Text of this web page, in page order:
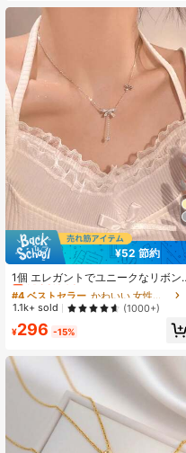
スネークチェーン、日常の通勤、カ
ジュアルウェア、デート、旅行に適
し、高級感のあるラグジュアリーな
雰囲気、単独またはレイヤードで着
用可能、複数のアウトフィットスタ
イルにマッチ、ギフトまたは自分へ
のご褒美に最適、繊細な質感とエレ
ガントな外観、ヨーロッパとアメリ
カで人気のニッチアクセサリー、ネ
ックラインを美しく見せ、優雅でエ
レガントな印象を与えます
¥52 節約
1個 エレガントでユニークなリボン
型ペンダントネックレス、ラインス
トーンとジルコニアのデコレーショ
ン、デイリーウェアに適しています
#4 ベストセラー
かわいい 女性のネックレス
売り切れ間近！
#4 ベストセラー
売り切れ間近！
#4 ベストセラー
売り切れ間近！
#4 ベストセラー
売り切れ間近！
1.1k+ sold (1000+)
¥296 -15%